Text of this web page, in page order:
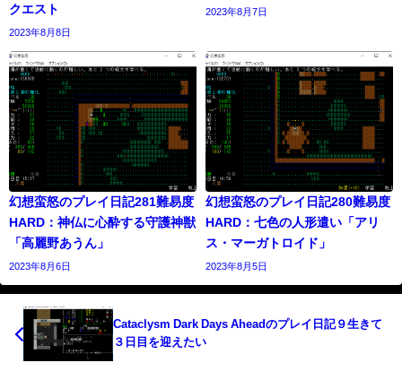
クエスト
2023年8月8日
2023年8月7日
幻想蛮怒のプレイ日記281難易度
HARD：神仏に心酔する守護神獣
「高麗野あうん」
2023年8月6日
幻想蛮怒のプレイ日記280難易度
HARD：七色の人形遣い「アリ
ス・マーガトロイド」
2023年8月5日
Cataclysm Dark Days Aheadのプレイ日記９生きて
３日目を迎えたい